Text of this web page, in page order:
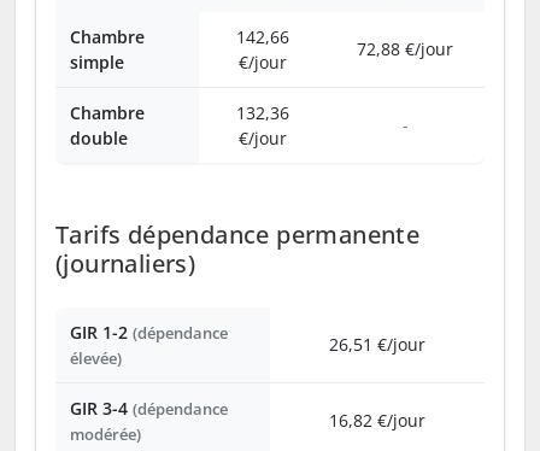
Chambre
simple
142,66
€/jour
72,88 €/jour
Chambre
double
132,36
€/jour
-
Tarifs dépendance permanente
(journaliers)
GIR 1-2 (dépendance
élevée)
26,51 €/jour
GIR 3-4 (dépendance
modérée)
16,82 €/jour